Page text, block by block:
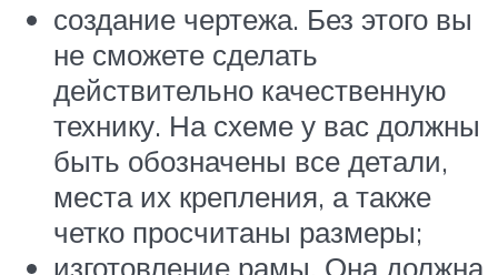
создание чертежа. Без этого вы
не сможете сделать
действительно качественную
технику. На схеме у вас должны
быть обозначены все детали,
места их крепления, а также
четко просчитаны размеры;
изготовление рамы. Она должна